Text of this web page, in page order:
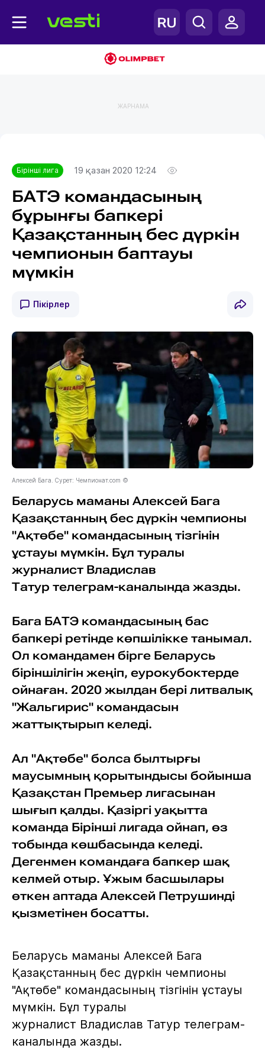
ЖАРНАМА
Бірінші лига 19 қазан 2020 12:24
БАТЭ командасының
бұрынғы бапкері
Қазақстанның бес дүркін
чемпионын баптауы
мүмкін
Пікірлер
Алексей Бага. Сурет: Чемпионат.com ©
Беларусь маманы Алексей Бага
Қазақстанның бес дүркін чемпионы
"Ақтөбе" командасының тізгінін
ұстауы мүмкін. Бұл туралы
журналист Владислав
Татур телеграм-каналында жазды.
Бага БАТЭ командасының бас
бапкері ретінде көпшілікке танымал.
Ол командамен бірге Беларусь
біріншілігін жеңіп, еурокубоктерде
ойнаған. 2020 жылдан бері литвалық
"Жальгирис" командасын
жаттықтырып келеді.
Ал "Ақтөбе" болса былтырғы
маусымның қорытындысы бойынша
Қазақстан Премьер лигасынан
шығып қалды. Қазіргі уақытта
команда Бірінші лигада ойнап, өз
тобында көшбасында келеді.
Дегенмен командаға бапкер шақ
келмей отыр. Ұжым басшылары
өткен аптада Алексей Петрушинді
қызметінен босатты.
Беларусь маманы Алексей Бага
Қазақстанның бес дүркін чемпионы
"Ақтөбе" командасының тізгінін ұстауы
мүмкін. Бұл туралы
журналист Владислав Татур телеграм-
каналында жазды.